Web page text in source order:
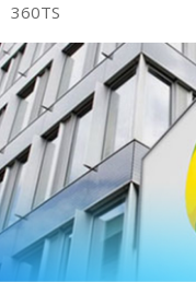
360TS